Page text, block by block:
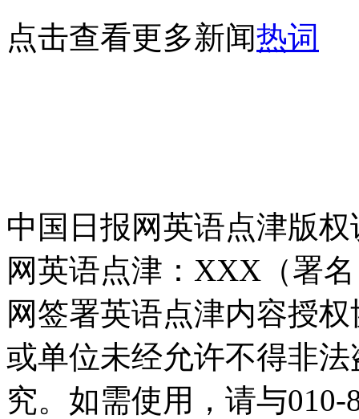
点击查看更多新闻热词
中国日报网英语点津版
网英语点津：XXX（署
网签署英语点津内容授
或单位未经允许不得非
究。如需使用，请与010-